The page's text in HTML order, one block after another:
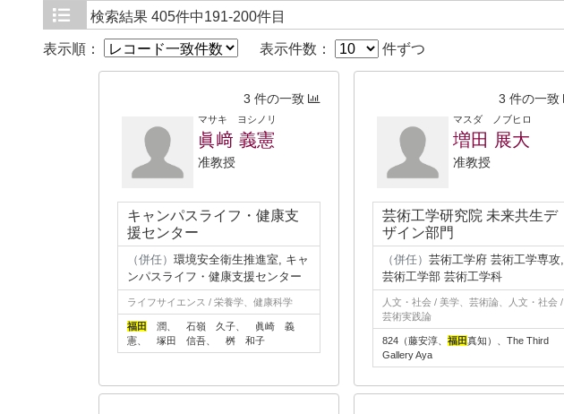
検索結果 405件中191-200件目
表示順： 表示件数： 件ずつ
3 件の一致
マサキ ヨシノリ
眞﨑 義憲
准教授
キャンパスライフ・健康支
援センター
（併任） 環境安全衛生推進室, キャ
ンパスライフ・健康支援センター
ライフサイエンス / 栄養学、健康科学
福田
潤、 石嶺 久子、 眞崎 義
憲、 塚田 信吾、 桝 和子
3 件の一致
マスダ ノブヒロ
増田 展大
准教授
芸術工学研究院 未来共生デ
ザイン部門
（併任） 芸術工学府 芸術工学専攻,
芸術工学部 芸術工学科
人文・社会 / 美学、芸術論、人文・社会 /
芸術実践論
824（藤安淳、 福田真知）、The Third
Gallery Aya